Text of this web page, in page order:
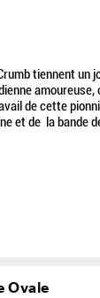
tiennent un
amoureuse,
de cette
et de la bande
Ovale